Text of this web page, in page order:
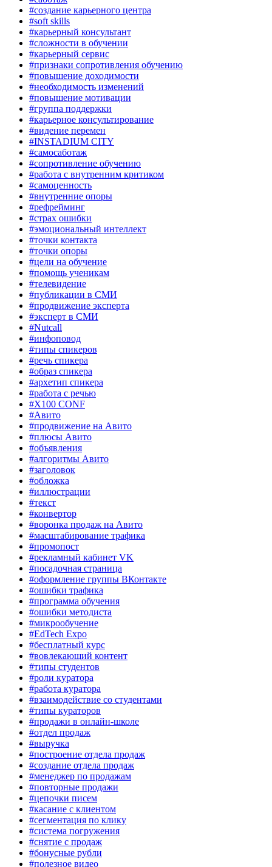
#создание карьерного центра
#soft skills
#карьерный консультант
#сложности в обучении
#карьерный сервис
#признаки сопротивления обучению
#повышение доходимости
#необходимость изменений
#повышение мотивации
#группа поддержки
#карьерное консультирование
#видение перемен
#INSTADIUM CITY
#самосаботаж
#сопротивление обучению
#работа с внутренним критиком
#самоценность
#внутренние опоры
#рефрейминг
#страх ошибки
#эмоциональный интеллект
#точки контакта
#точки опоры
#цели на обучение
#помощь ученикам
#телевидение
#публикации в СМИ
#продвижение эксперта
#эксперт в СМИ
#Nutcall
#инфоповод
#типы спикеров
#речь спикера
#образ спикера
#архетип спикера
#работа с речью
#X100 CONF
#Авито
#продвижение на Авито
#плюсы Авито
#объявления
#алгоритмы Авито
#заголовок
#обложка
#иллюстрации
#текст
#конвертор
#воронка продаж на Авито
#масштабирование трафика
#промопост
#рекламный кабинет VK
#посадочная страница
#оформление группы ВКонтакте
#ошибки трафика
#программа обучения
#ошибки методиста
#микрообучение
#EdTech Expo
#бесплатный курс
#вовлекающий контент
#типы студентов
#роли куратора
#работа куратора
#взаимодействие со студентами
#типы кураторов
#продажи в онлайн-школе
#отдел продаж
#выручка
#построение отдела продаж
#создание отдела продаж
#менеджер по продажам
#повторные продажи
#цепочки писем
#касание с клиентом
#сегментация по клику
#система погружения
#снятие с продаж
#бонусные рубли
#полезное видео